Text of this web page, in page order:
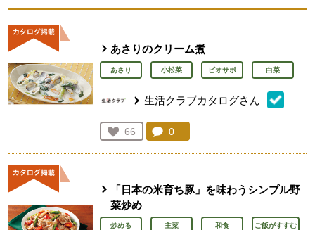
あさりのクリーム煮
あさり 小松菜 ビオサポ 白菜
生活クラブカタログさん
お気に入り登録：
66
人が登録
コメント：
0
「日本の米育ち豚」を味わうシンプル野
菜炒め
炒める 主菜 和食 ご飯がすすむ